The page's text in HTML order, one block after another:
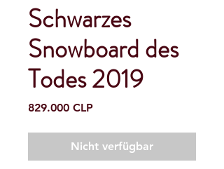
Schwarzes
Snowboard des
Todes 2019
829.000 CLPPreis
Nicht verfügbar